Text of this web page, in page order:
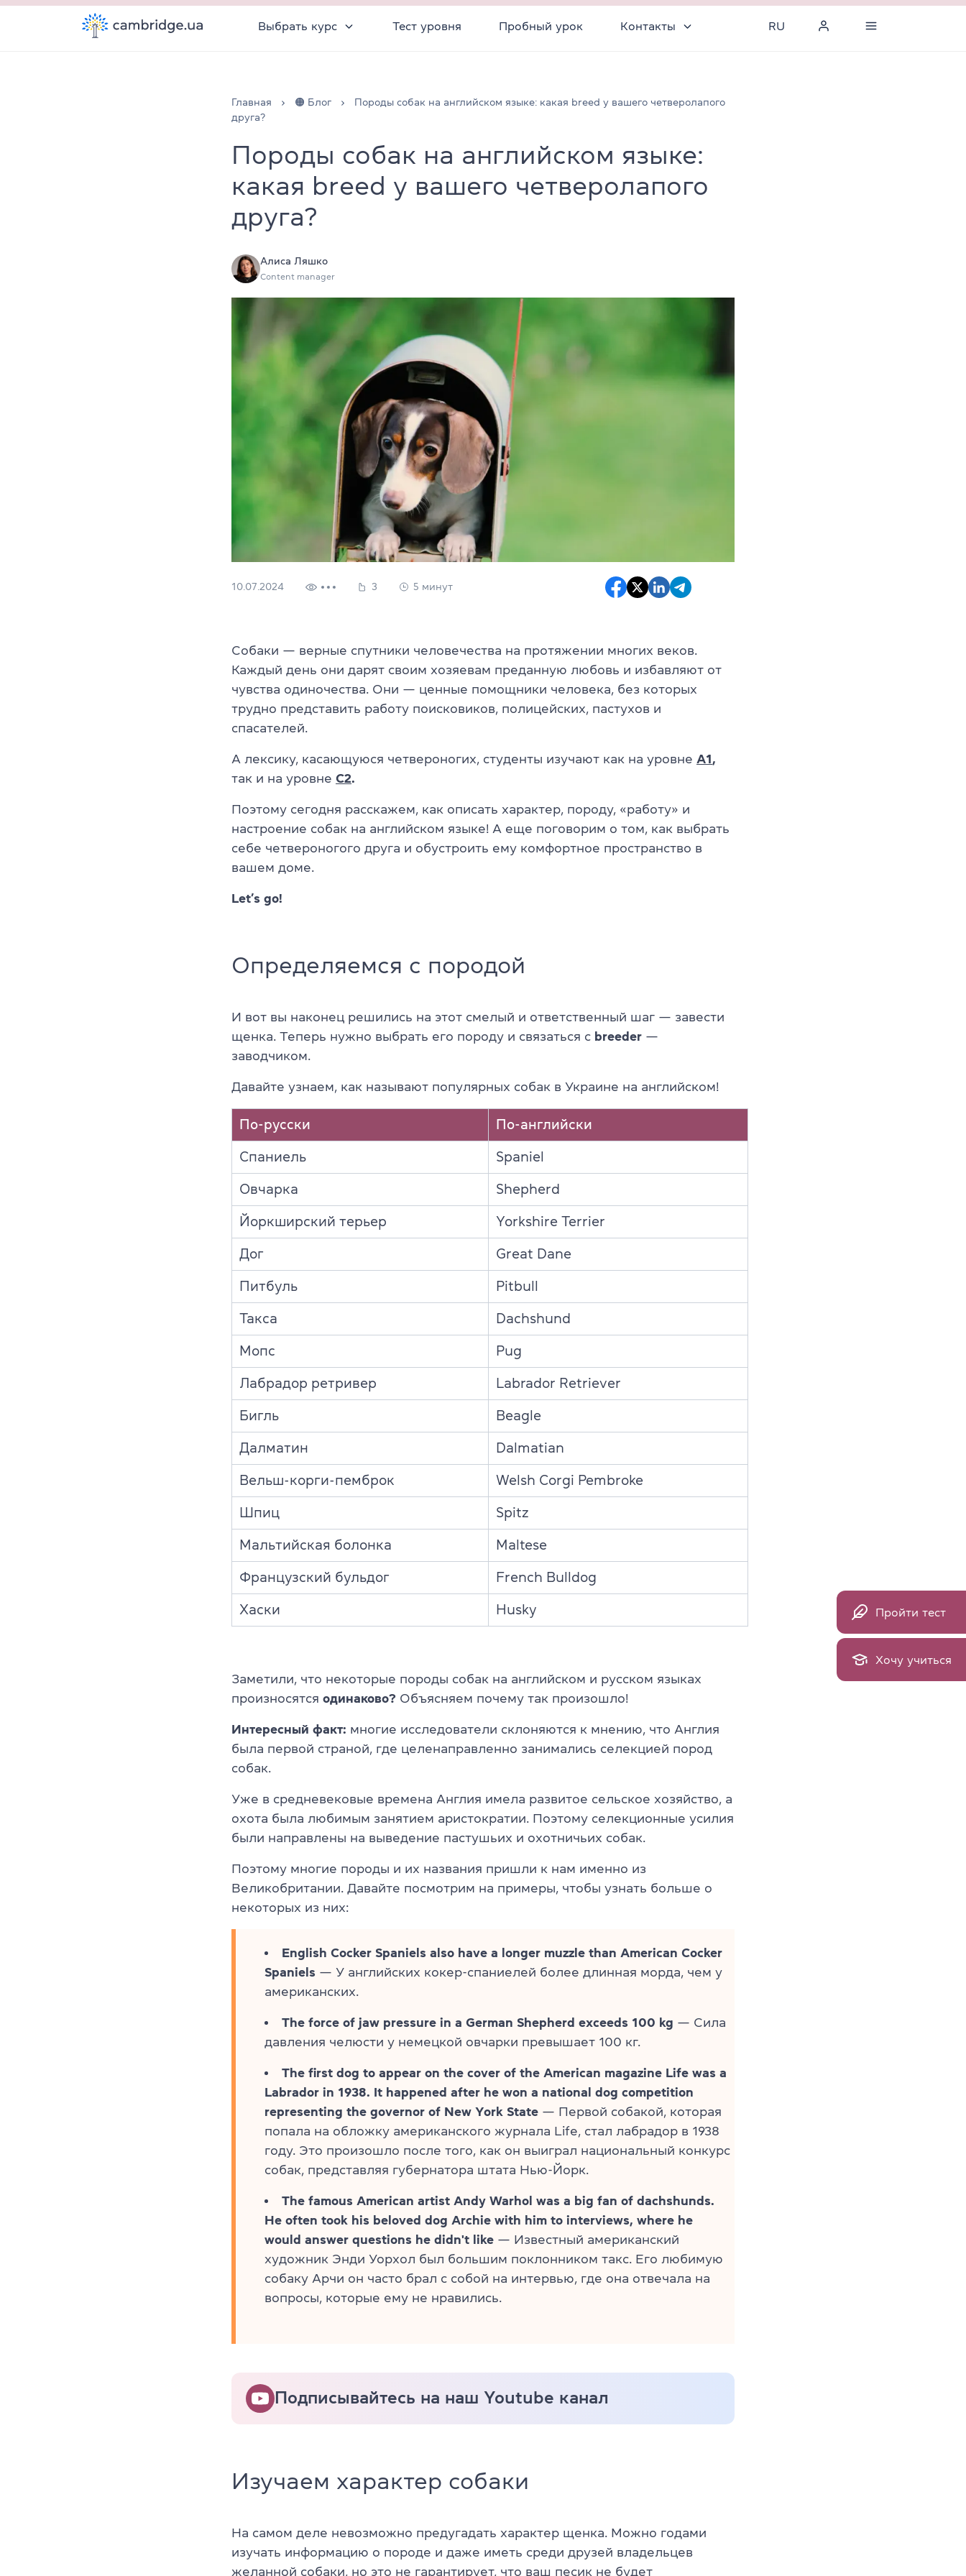
Выбрать курс Тест уровня Пробный урок Контакты RU
Главная 🟠 Блог
Породы собак на английском языке: какая breed у вашего четверолапого
друга?
Породы собак на английском языке:
какая breed у вашего четверолапого
друга?
Алиса Ляшко
Content manager
10.07.2024 3 5 минут
Собаки — верные спутники человечества на протяжении многих веков.
Каждый день они дарят своим хозяевам преданную любовь и избавляют от
чувства одиночества. Они — ценные помощники человека, без которых
трудно представить работу поисковиков, полицейских, пастухов и
спасателей.
А лексику, касающуюся четвероногих, студенты изучают как на уровне A1,
так и на уровне C2.
Поэтому сегодня расскажем, как описать характер, породу, «работу» и
настроение собак на английском языке! А еще поговорим о том, как выбрать
себе четвероногого друга и обустроить ему комфортное пространство в
вашем доме.
Let’s go!
Определяемся с породой
И вот вы наконец решились на этот смелый и ответственный шаг — завести
щенка. Теперь нужно выбрать его породу и связаться с breeder —
заводчиком.
Давайте узнаем, как называют популярных собак в Украине на английском!
По-русски По-английски
Спаниель Spaniel
Овчарка Shepherd
Йоркширский терьер Yorkshire Terrier
Дог Great Dane
Питбуль Pitbull
Такса Dachshund
Мопс Pug
Лабрадор ретривер Labrador Retriever
Бигль Beagle
Далматин Dalmatian
Вельш-корги-пемброк Welsh Corgi Pembroke
Шпиц Spitz
Мальтийская болонка Maltese
Французский бульдог French Bulldog
Хаски Husky
Заметили, что некоторые породы собак на английском и русском языках
произносятся одинаково? Объясняем почему так произошло!
Интересный факт: многие исследователи склоняются к мнению, что Англия
была первой страной, где целенаправленно занимались селекцией пород
собак.
Уже в средневековые времена Англия имела развитое сельское хозяйство, а
охота была любимым занятием аристократии. Поэтому селекционные усилия
были направлены на выведение пастушьих и охотничьих собак.
Поэтому многие породы и их названия пришли к нам именно из
Великобритании. Давайте посмотрим на примеры, чтобы узнать больше о
некоторых из них:
English Cocker Spaniels also have a longer muzzle than American Cocker
Spaniels — У английских кокер-спаниелей более длинная морда, чем у
американских.
The force of jaw pressure in a German Shepherd exceeds 100 kg — Сила
давления челюсти у немецкой овчарки превышает 100 кг.
The first dog to appear on the cover of the American magazine Life was a
Labrador in 1938. It happened after he won a national dog competition
representing the governor of New York State — Первой собакой, которая
попала на обложку американского журнала Life, стал лабрадор в 1938
году. Это произошло после того, как он выиграл национальный конкурс
собак, представляя губернатора штата Нью-Йорк.
The famous American artist Andy Warhol was a big fan of dachshunds.
He often took his beloved dog Archie with him to interviews, where he
would answer questions he didn't like — Известный американский
художник Энди Уорхол был большим поклонником такс. Его любимую
собаку Арчи он часто брал с собой на интервью, где она отвечала на
вопросы, которые ему не нравились.
Подписывайтесь на наш Youtube канал
Изучаем характер собаки
На самом деле невозможно предугадать характер щенка. Можно годами
изучать информацию о породе и даже иметь среди друзей владельцев
желанной собаки, но это не гарантирует, что ваш песик не будет
Пройти тест
Хочу учиться